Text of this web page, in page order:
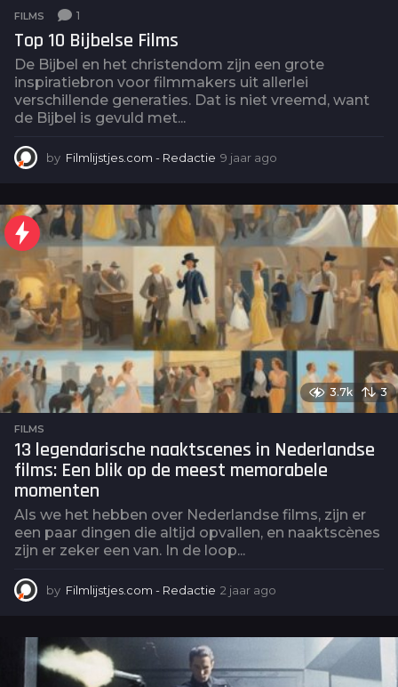
FILMS 1
Top 10 Bijbelse Films
De Bijbel en het christendom zijn een grote
inspiratiebron voor filmmakers uit allerlei
verschillende generaties. Dat is niet vreemd, want
de Bijbel is gevuld met...
by Filmlijstjes.com - Redactie 9 jaar ago
a
r
g
o
3.7k 3
FILMS
13 legendarische naaktscenes in Nederlandse
films: Een blik op de meest memorabele
momenten
Als we het hebben over Nederlandse films, zijn er
een paar dingen die altijd opvallen, en naaktscènes
zijn er zeker een van. In de loop...
by Filmlijstjes.com - Redactie 2 jaar ago
a
a